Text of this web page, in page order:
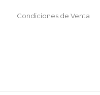
Condiciones de Venta